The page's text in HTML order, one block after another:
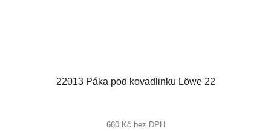
22013 Páka pod kovadlinku Löwe 22
660 Kč bez DPH